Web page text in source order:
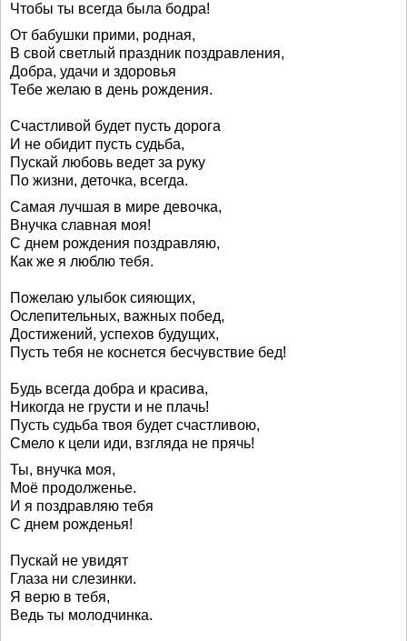
Чтобы ты всегда была бодра!
От бабушки прими, родная,
В свой светлый праздник поздравления,
Добра, удачи и здоровья
Тебе желаю в день рождения.
Счастливой будет пусть дорога
И не обидит пусть судьба,
Пускай любовь ведет за руку
По жизни, деточка, всегда.
Самая лучшая в мире девочка,
Внучка славная моя!
С днем рождения поздравляю,
Как же я люблю тебя.
Пожелаю улыбок сияющих,
Ослепительных, важных побед,
Достижений, успехов будущих,
Пусть тебя не коснется бесчувствие бед!
Будь всегда добра и красива,
Никогда не грусти и не плачь!
Пусть судьба твоя будет счастливою,
Смело к цели иди, взгляда не прячь!
Ты, внучка моя,
Моё продолженье.
И я поздравляю тебя
С днем рожденья!
Пускай не увидят
Глаза ни слезинки.
Я верю в тебя,
Ведь ты молодчинка.